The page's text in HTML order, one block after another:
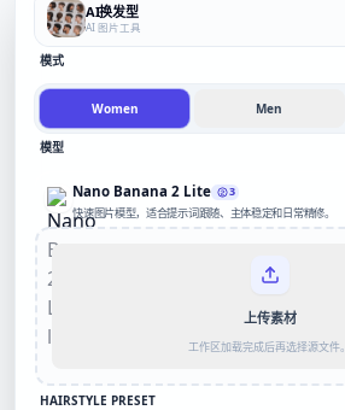
AI换发型
AI 图片工具
模式
Women Men
模型
Nano Banana 2 Lite 3
快速图片模型，适合提示词跟随、主体稳定和日常精修。
上传素材
工作区加载完成后再选择源文件。
HAIRSTYLE PRESET